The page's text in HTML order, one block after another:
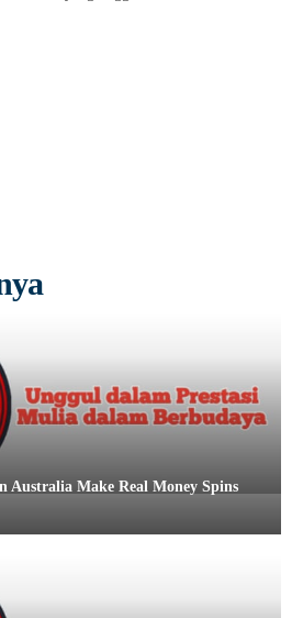
Australia Make Real Money Spins